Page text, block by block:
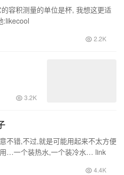
容积测量的单位是杯, 我想这更适
:likecool
2.2K
3.2K
不错,不过,就是可能用起来不太方便
…一个装热水,一个装冷水… link
4.4K